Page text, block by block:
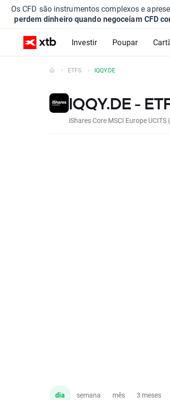
Os CFD são instrumentos complexos e
perdem dinheiro quando negoceiam CFD
Investir Poupar
ETFS IQQY.DE
IQQY.DE -
iShares Core MSCI Europe UCITS
dia semana mês 3 meses